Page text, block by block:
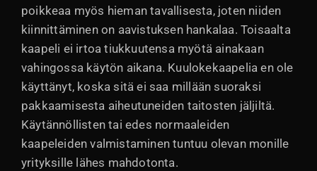
poikkeaa myös hieman tavallisesta, joten niiden
kiinnittäminen on aavistuksen hankalaa. Toisaalta
kaapeli ei irtoa tiukkuutensa myötä ainakaan
vahingossa käytön aikana. Kuulokekaapelia en ole
käyttänyt, koska sitä ei saa millään suoraksi
pakkaamisesta aiheutuneiden taitosten jäljiltä.
Käytännöllisten tai edes normaaleiden
kaapeleiden valmistaminen tuntuu olevan monille
yrityksille lähes mahdotonta.